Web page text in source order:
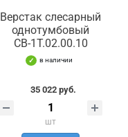
Верстак слесарный
однотумбовый
СВ-1Т.02.00.10
в наличии
35 022 руб.
шт